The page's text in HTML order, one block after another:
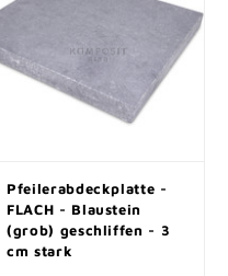
Pfeilerabdeckplatte -
FLACH - Blaustein
(grob) geschliffen - 3
cm stark